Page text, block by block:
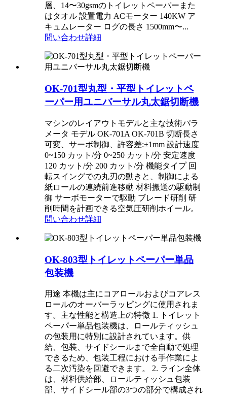
層、14〜30gsmのトイレットペーパーまた
はタオル 設置電力 ACモーター 140KW ア
キュムレーター ログの長さ 1500mm〜...
問い合わせ詳細
OK-701型丸型・平型トイレットペ
ーパー用ユニバーサル丸太鋸切断機
マシンのレイアウトモデルと主な技術パラ
メータ モデル OK-701A OK-701B 切断長さ
可変、サーボ制御、許容差:±1mm 設計速度
0~150 カット/分 0~250 カット/分 安定速度
120 カット/分 200 カット/分 機能タイプ 回
転スイングでの丸刃の動きと、制御による
紙ロールの連続前進移動 材料搬送の駆動制
御 サーボモーターで駆動 ブレード研削 研
削時間を計画できる空気圧研削ホイール。
問い合わせ詳細
OK-803型トイレットペーパー単品
包装機
用途 本機は主にコアロールおよびコアレス
ロールのオーバーラッピングに使用されま
す。主な性能と構造上の特徴 1. トイレット
ペーパー単品包装機は、ロールティッシュ
の包装用に特別に設計されています。供
給、包装、サイドシールまで全自動で処理
できるため、包装工程における手作業によ
る二次汚染を回避できます。 2. ライン全体
は、材料供給部、ロールティッシュ包装
部、サイドシール部の3つの部分で構成され